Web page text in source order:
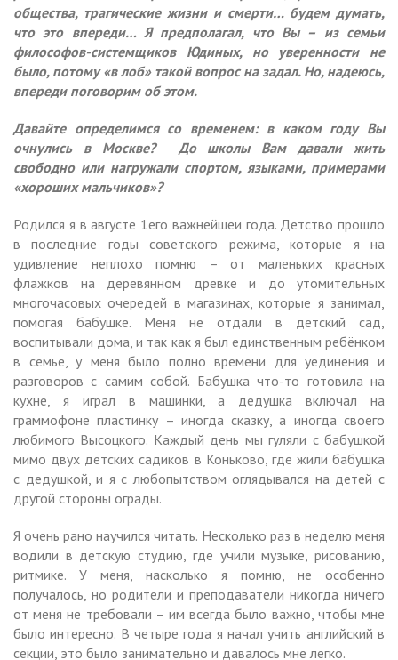
общества, трагические жизни и смерти… будем думать,
что это впереди… Я предполагал, что Вы – из семьи
философов-системщиков Юдиных, но уверенности не
было, потому «в лоб» такой вопрос на задал. Но, надеюсь,
впереди поговорим об этом.
Давайте определимся со временем: в каком году Вы
очнулись в Москве? До школы Вам давали жить
свободно или нагружали спортом, языками, примерами
«хороших мальчиков»?
Родился я в августе 1его важнейшеи года. Детство прошло
в последние годы советского режима, которые я на
удивление неплохо помню – от маленьких красных
флажков на деревянном древке и до утомительных
многочасовых очередей в магазинах, которые я занимал,
помогая бабушке. Меня не отдали в детский сад,
воспитывали дома, и так как я был единственным ребёнком
в семье, у меня было полно времени для уединения и
разговоров с самим собой. Бабушка что-то готовила на
кухне, я играл в машинки, а дедушка включал на
граммофоне пластинку – иногда сказку, а иногда своего
любимого Высоцкого. Каждый день мы гуляли с бабушкой
мимо двух детских садиков в Коньково, где жили бабушка
с дедушкой, и я с любопытством оглядывался на детей с
другой стороны ограды.
Я очень рано научился читать. Несколько раз в неделю меня
водили в детскую студию, где учили музыке, рисованию,
ритмике. У меня, насколько я помню, не особенно
получалось, но родители и преподаватели никогда ничего
от меня не требовали – им всегда было важно, чтобы мне
было интересно. В четыре года я начал учить английский в
секции, это было занимательно и давалось мне легко.